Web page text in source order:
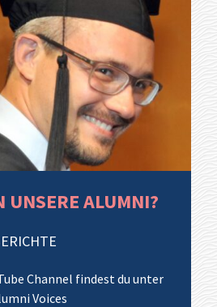
Kommilitoninnen und
du gut vernetzt. Dieses
du mit und wirst noch lange
UNSERE ALUMNI?
Channel findest du unter
Voices